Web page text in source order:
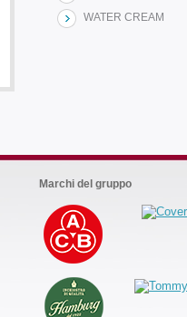
WATER CREAM
Marchi del gruppo